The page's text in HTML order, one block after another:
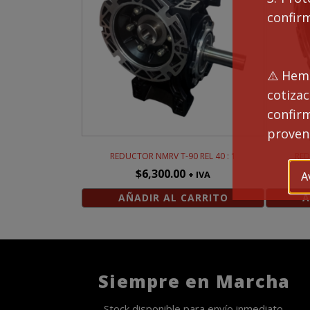
REDUCTOR NMRV T-90 REL 40 : 1
$6,300.00 + IVA
AÑADIR AL CARRITO
Siempre en Marcha